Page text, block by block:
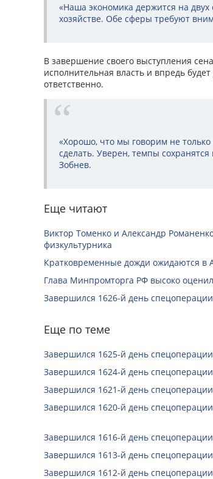
«Наша экономика держится на
хозяйстве. Обе сферы требуют
В завершение своего выступления
исполнительная власть и впредь
ответственно.
«Хорошо, что мы говорим не только
сделать. Уверен, темпы
Зобнев.
Еще читают
Виктор Томенко и Александр
физкультурника
Кратковременные дожди ожидаются в
Глава Минпромторга РФ высоко
Завершился 1626-й день
Еще по теме
Завершился 1625-й день
Завершился 1624-й день
Завершился 1621-й день
Завершился 1620-й день
Завершился 1616-й день
Завершился 1613-й день
Завершился 1612-й день